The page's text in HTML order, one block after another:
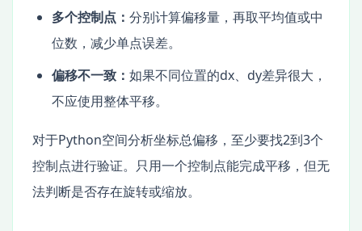
多个控制点： 分别计算偏移量，再取平均值或中
位数，减少单点误差。
偏移不一致： 如果不同位置的dx、dy差异很大，
不应使用整体平移。
对于Python空间分析坐标总偏移，至少要找2到3个
控制点进行验证。只用一个控制点能完成平移，但无
法判断是否存在旋转或缩放。